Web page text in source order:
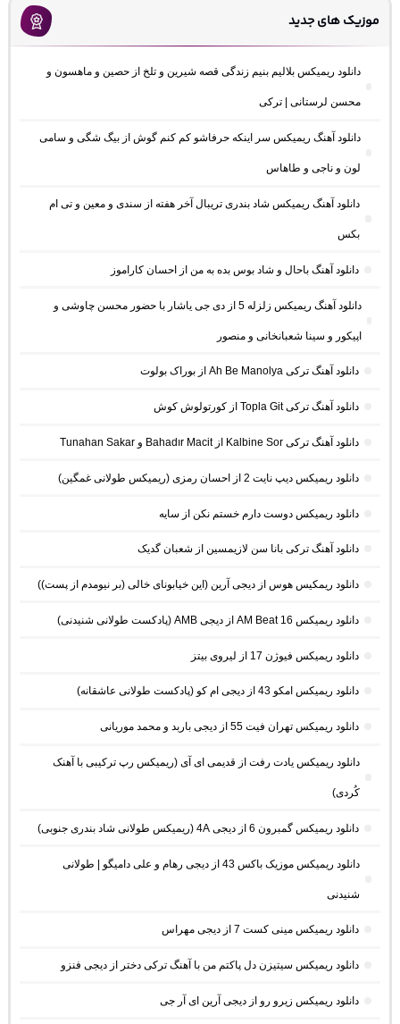
موزیک های جدید
دانلود ریمیکس بلالیم بنیم زندگی قصه شیرین و تلخ از حصین و ماهسون و
محسن لرستانی | ترکی
دانلود آهنگ ریمیکس سر اینکه حرفاشو کم کنم گوش از بیگ شگی و سامی
لون و ناجی و طاهاس
دانلود آهنگ ریمیکس شاد بندری تریبال آخر هفته از سندی و معین و تی ام
بکس
دانلود آهنگ باحال و شاد بوس بده به من از احسان کاراموز
دانلود آهنگ ریمیکس زلزله 5 از دی جی یاشار با حضور محسن چاوشی و
اپیکور و سینا شعبانخانی و منصور
دانلود آهنگ ترکی Ah Be Manolya از بوراک بولوت
دانلود آهنگ ترکی Topla Git از کورتولوش کوش
دانلود آهنگ ترکی Kalbine Sor از Bahadır Macit و Tunahan Sakar
دانلود ریمیکس دیپ نایت 2 از احسان رمزی (ریمیکس طولانی غمگین)
دانلود ریمیکس دوست دارم خستم نکن از سایه
دانلود آهنگ ترکی بانا سن لازیمسین از شعبان گدیک
دانلود ریمکیس هوس از دیجی آرین (این خیابونای خالی (بر نیومدم از پست))
دانلود ریمیکس AM Beat 16 از دیجی AMB (پادکست طولانی شنیدنی)
دانلود ریمیکس فیوژن 17 از لیروی بیتز
دانلود ریمیکس امکو 43 از دیجی ام کو (پادکست طولانی عاشقانه)
دانلود ریمیکس تهران فیت 55 از دیجی باربد و محمد موریانی
دانلود ریمیکس یادت رفت از قدیمی ای آی (ریمیکس رپ ترکیبی با آهنک
کُردی)
دانلود ریمیکس گمبرون 6 از دیجی 4A (ریمیکس طولانی شاد بندری جنوبی)
دانلود ریمیکس موزیک باکس 43 از دیجی رهام و علی دامیگو | طولانی
شنیدنی
دانلود ریمیکس مینی کست 7 از دیجی مهراس
دانلود ریمیکس سیتیزن دل پاکتم من با آهنگ ترکی دختر از دیجی فنزو
دانلود ریمیکس زیرو رو از دیجی آرین ای آر جی